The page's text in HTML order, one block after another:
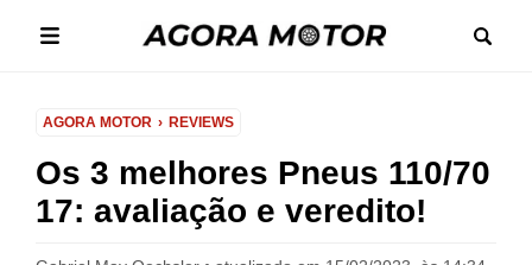
AGORA MOTOR REVIEWS
Os 3 melhores Pneus 110/70
17: avaliação e veredito!